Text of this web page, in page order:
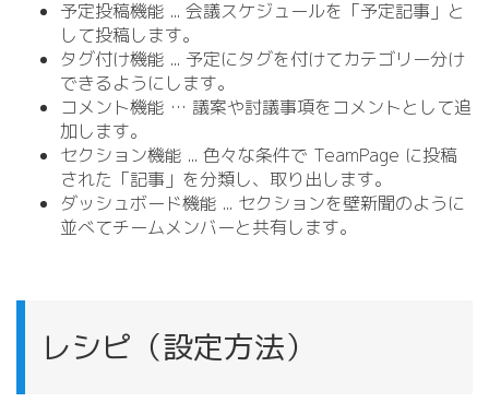
予定投稿機能 ... 会議スケジュールを「予定記事」と
して投稿します。
タグ付け機能 ... 予定にタグを付けてカテゴリー分け
できるようにします。
コメント機能 … 議案や討議事項をコメントとして追
加します。
セクション機能 ... 色々な条件で TeamPage に投稿
された「記事」を分類し、取り出します。
ダッシュボード機能 ... セクションを壁新聞のように
並べてチームメンバーと共有します。
レシピ（設定方法）